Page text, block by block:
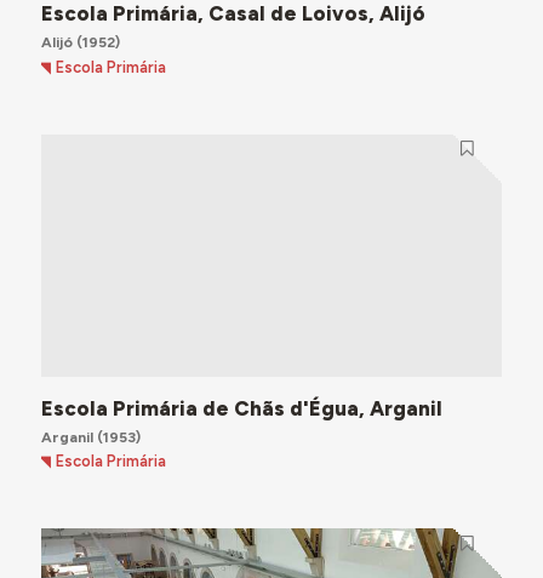
Escola Primária, Casal de Loivos, Alijó
Alijó(1952)
Escola Primária
Escola Primária de Chãs d'Égua, Arganil
Arganil(1953)
Escola Primária